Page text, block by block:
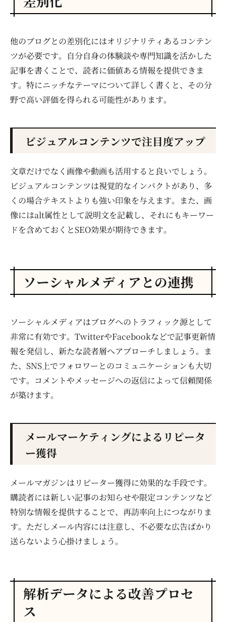
他のブログとの差別化にはオリジナリティあるコンテン
ツが必要です。自分自身の体験談や専門知識を活かした
記事を書くことで、読者に価値ある情報を提供できま
す。特にニッチなテーマについて詳しく書くと、その分
野で高い評価を得られる可能性があります。
ビジュアルコンテンツで注目度アップ
文章だけでなく画像や動画も活用すると良いでしょう。
ビジュアルコンテンツは視覚的なインパクトがあり、多
くの場合テキストよりも強い印象を与えます。また、画
像にはalt属性として説明文を記載し、それにもキーワー
ドを含めておくとSEO効果が期待できます。
ソーシャルメディアとの連携
ソーシャルメディアはブログへのトラフィック源として
非常に有効です。TwitterやFacebookなどで記事更新情
報を発信し、新たな読者層へアプローチしましょう。ま
た、SNS上でフォロワーとのコミュニケーションも大切
です。コメントやメッセージへの返信によって信頼関係
が築けます。
メールマーケティングによるリピータ
ー獲得
メールマガジンはリピーター獲得に効果的な手段です。
購読者には新しい記事のお知らせや限定コンテンツなど
特別な情報を提供することで、再訪率向上につながりま
す。ただしメール内容には注意し、不必要な広告ばかり
送らないよう心掛けましょう。
解析データによる改善プロセ
ス